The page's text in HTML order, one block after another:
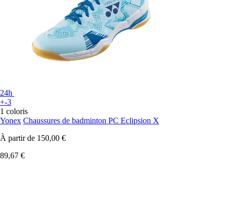
24h
+-3
1 coloris
Yonex Chaussures de badminton PC Eclipsion X
À partir de 150,00 €
89,67 €